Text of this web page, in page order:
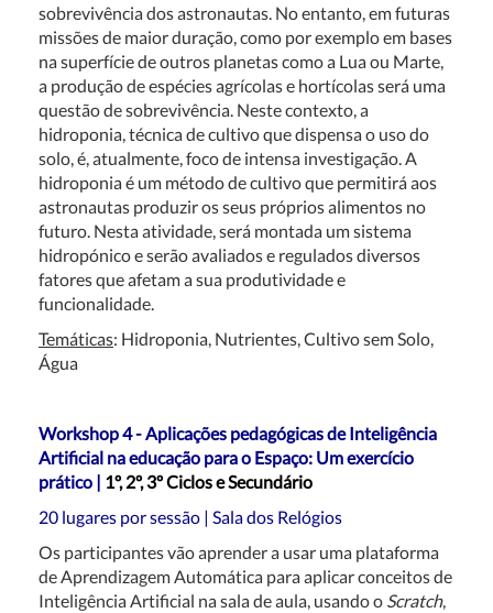
sobrevivência dos astronautas. No entanto, em futuras
missões de maior duração, como por exemplo em bases
na superfície de outros planetas como a Lua ou Marte,
a produção de espécies agrícolas e hortícolas será uma
questão de sobrevivência. Neste contexto, a
hidroponia, técnica de cultivo que dispensa o uso do
solo, é, atualmente, foco de intensa investigação. A
hidroponia é um método de cultivo que permitirá aos
astronautas produzir os seus próprios alimentos no
futuro. Nesta atividade, será montada um sistema
hidropónico e serão avaliados e regulados diversos
fatores que afetam a sua produtividade e
funcionalidade.
Temáticas: Hidroponia, Nutrientes, Cultivo sem Solo,
Água
Workshop 4 - Aplicações pedagógicas de Inteligência
Artificial na educação para o Espaço: Um exercício
prático | 1º, 2º, 3º Ciclos e Secundário
20 lugares por sessão | Sala dos Relógios
Os participantes vão aprender a usar uma plataforma
de Aprendizagem Automática para aplicar conceitos de
Inteligência Artificial na sala de aula, usando o Scratch,